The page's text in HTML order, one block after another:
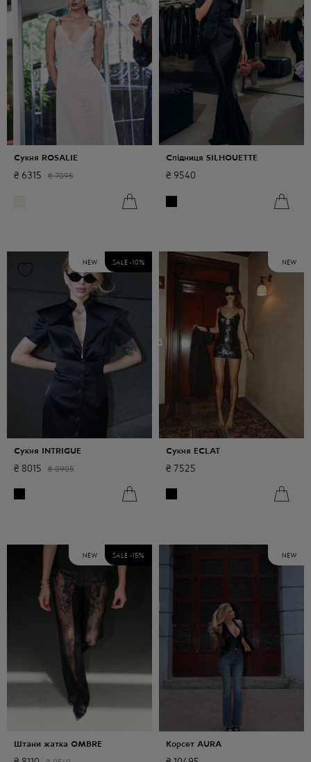
Сукня ROSALIE
₴ 6315 ₴ 7895
Спідниця SILHOUETTE
₴ 9540
Сукня INTRIGUE
₴ 8015 ₴ 8905
NEW SALE -10 %
Сукня ECLAT
₴ 7525
NEW
Штани жатка OMBRE
NEW SALE -15%
Корсет AURA
NEW